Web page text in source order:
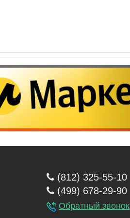
(812) 325-55-10
(499) 678-29-90
Обратный звонок